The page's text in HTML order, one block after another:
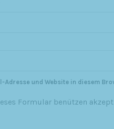
Adresse und Website in diesem
Formular benützen